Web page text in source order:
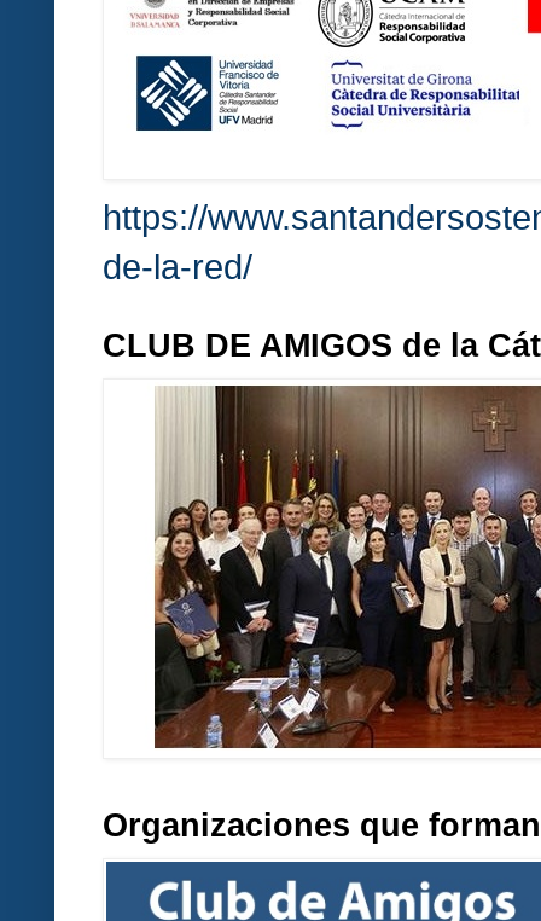
https://
de-la-red/
CLUB DE AMIGOS de la
Organizaciones que